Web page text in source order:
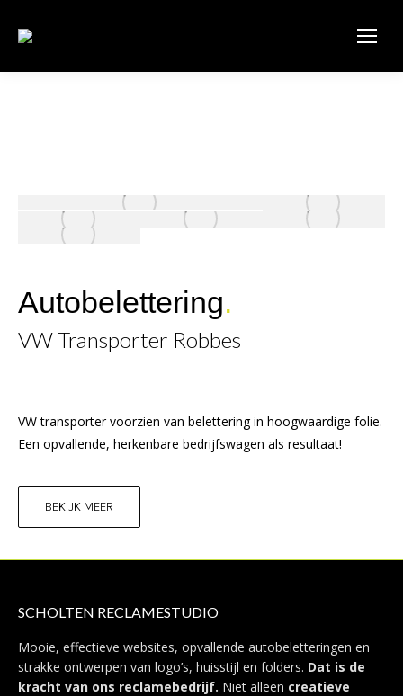
Autobelettering.
VW Transporter Robbes
VW transporter voorzien van belettering in hoogwaardige folie.
Een opvallende, herkenbare bedrijfswagen als resultaat!
BEKIJK MEER
SCHOLTEN RECLAMESTUDIO
Mooie, effectieve websites, opvallende autobeletteringen en
strakke ontwerpen van logo’s, huisstijl en folders. Dat is de
kracht van ons reclamebedrijf. Niet alleen creatieve